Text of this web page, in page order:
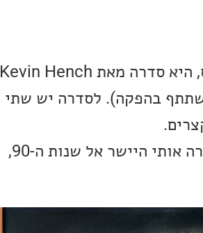
הסדרה הקומית, "מיסטר איגלסיאס" מבית נטפליקס, היא סדרה מאת Kevin Hench
בהפקה). לסדרה יש שתי
אז אם אתם רוצים לדעת מדוע הצפייה בסדרה החזירה אותי היישר אל שנות ה-90,